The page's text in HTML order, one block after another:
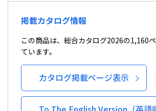
掲載カタログ情報
この商品は、総合カタログ2026の1,160
ています。
カタログ掲載ページ表示